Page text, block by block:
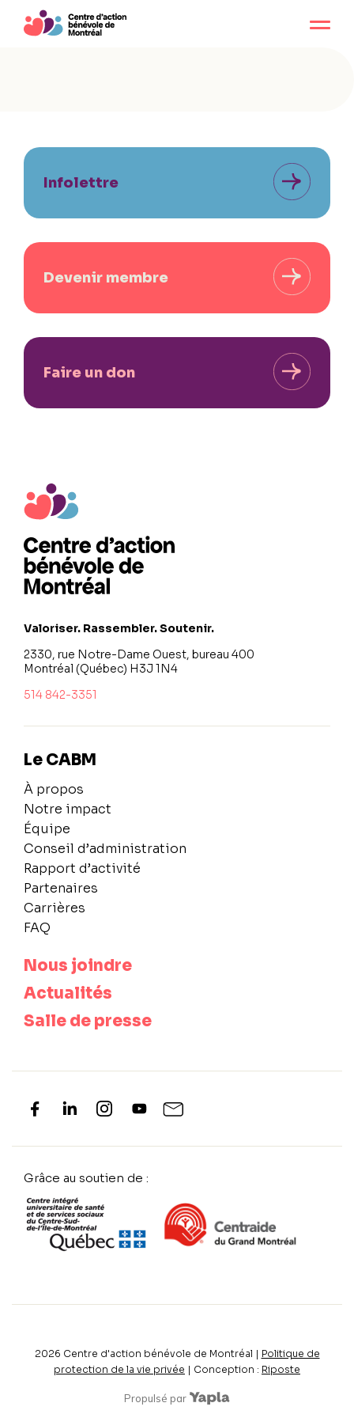
Infolettre
Devenir membre
Faire un don
Valoriser. Rassembler. Soutenir.
2330, rue Notre-Dame Ouest, bureau 400
Montréal (Québec) H3J 1N4
514 842-3351
Le CABM
À propos
Notre impact
Équipe
Conseil d’administration
Rapport d’activité
Partenaires
Carrières
FAQ
Nous joindre
Actualités
Salle de presse
Grâce au soutien de :
2026 Centre d'action bénévole de Montréal | Politique de
protection de la vie privée | Conception : Riposte
Propulsé par